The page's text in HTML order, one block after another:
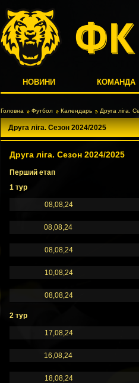
НОВИНИ КОМАНДА
Головна Футбол Календарь Друга ліга.
Друга ліга. Сезон 2024/2025
Друга ліга. Сезон 2024/2025
Перший етап
1 тур
08,08,24
08,08,24
08,08,24
10,08,24
08,08,24
2 тур
17,08,24
16,08,24
18,08,24